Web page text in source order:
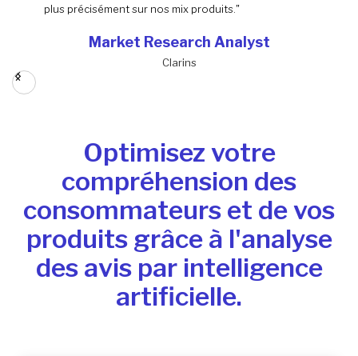
plus précisément sur nos mix produits."
Market Research Analyst
Clarins
Slide 2 of 2.
Optimisez votre
compréhension des
consommateurs et de vos
produits grâce à l'analyse
des avis par intelligence
artificielle.